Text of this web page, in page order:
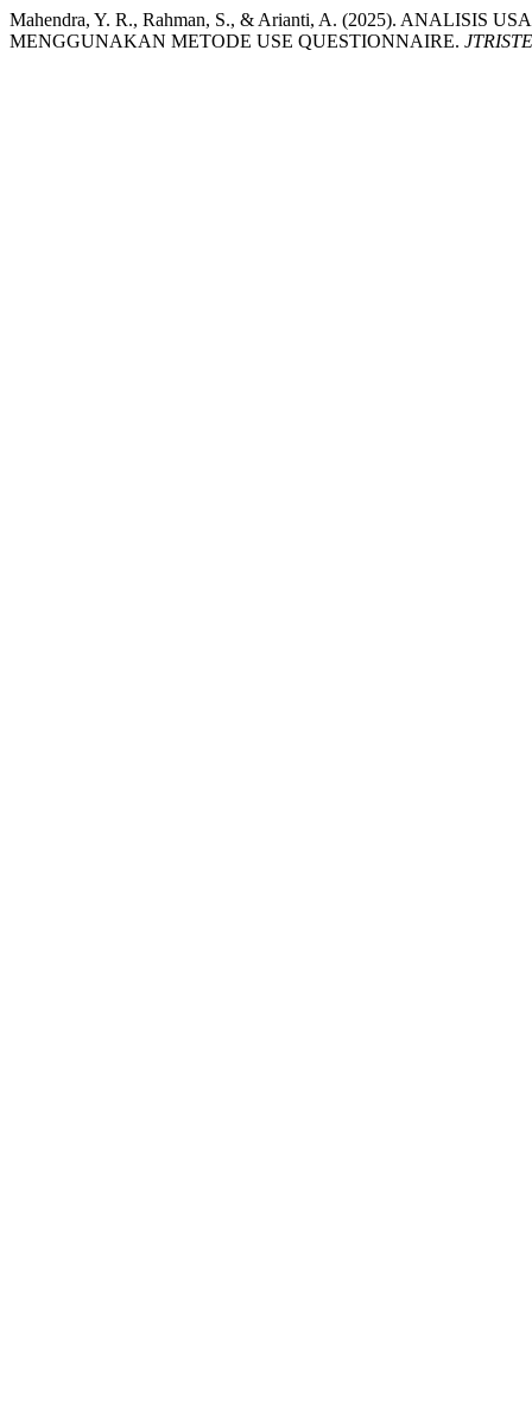
Mahendra, Y. R., Rahman, S., & Arianti, A. (2025). ANALISIS
MENGGUNAKAN METODE USE QUESTIONNAIRE. JTRISTE